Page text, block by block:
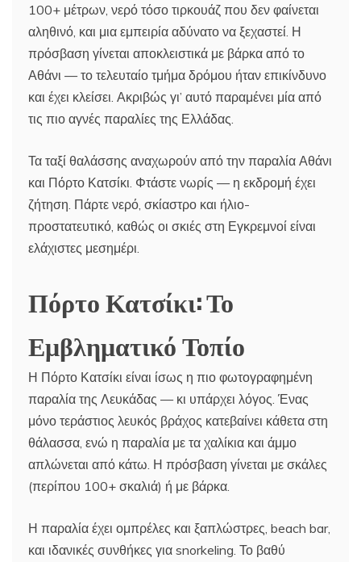
100+ μέτρων, νερό τόσο τιρκουάζ που δεν φαίνεται
αληθινό, και μια εμπειρία αδύνατο να ξεχαστεί. Η
πρόσβαση γίνεται αποκλειστικά με βάρκα από το
Αθάνι — το τελευταίο τμήμα δρόμου ήταν επικίνδυνο
και έχει κλείσει. Ακριβώς γι’ αυτό παραμένει μία από
τις πιο αγνές παραλίες της Ελλάδας.
Τα ταξί θαλάσσης αναχωρούν από την παραλία Αθάνι
και Πόρτο Κατσίκι. Φτάστε νωρίς — η εκδρομή έχει
ζήτηση. Πάρτε νερό, σκίαστρο και ήλιο-
προστατευτικό, καθώς οι σκιές στη Εγκρεμνοί είναι
ελάχιστες μεσημέρι.
Πόρτο Κατσίκι: Το
Εμβληματικό Τοπίο
Η Πόρτο Κατσίκι είναι ίσως η πιο φωτογραφημένη
παραλία της Λευκάδας — κι υπάρχει λόγος. Ένας
μόνο τεράστιος λευκός βράχος κατεβαίνει κάθετα στη
θάλασσα, ενώ η παραλία με τα χαλίκια και άμμο
απλώνεται από κάτω. Η πρόσβαση γίνεται με σκάλες
(περίπου 100+ σκαλιά) ή με βάρκα.
Η παραλία έχει ομπρέλες και ξαπλώστρες, beach bar,
και ιδανικές συνθήκες για snorkeling. Το βαθύ